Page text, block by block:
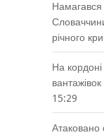
Намагався
річного
На
15:29
Атаковано